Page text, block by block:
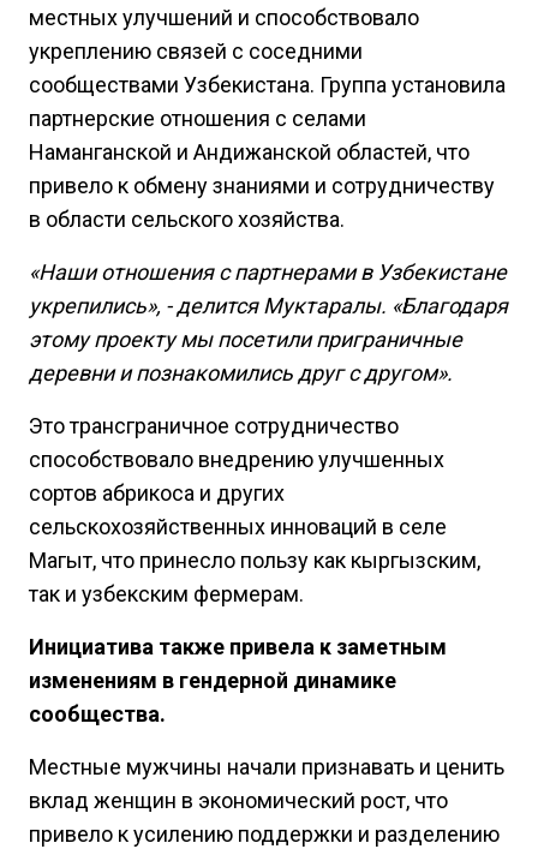
местных улучшений и способствовало
укреплению связей с соседними
сообществами Узбекистана. Группа установила
партнерские отношения с селами
Наманганской и Андижанской областей, что
привело к обмену знаниями и сотрудничеству
в области сельского хозяйства.
«Наши отношения с партнерами в Узбекистане
укрепились», - делится Муктаралы. «Благодаря
этому проекту мы посетили приграничные
деревни и познакомились друг с другом».
Это трансграничное сотрудничество
способствовало внедрению улучшенных
сортов абрикоса и других
сельскохозяйственных инноваций в селе
Маңгыт, что принесло пользу как кыргызским,
так и узбекским фермерам.
Инициатива также привела к заметным
изменениям в гендерной динамике
сообщества.
Местные мужчины начали признавать и ценить
вклад женщин в экономический рост, что
привело к усилению поддержки и разделению